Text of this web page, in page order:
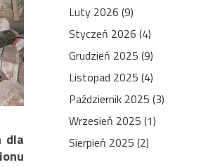
dla
Luty 2026 (9)
Styczeń 2026 (4)
Grudzień 2025 (9)
Listopad 2025 (4)
Październik 2025 (3)
Wrzesień 2025 (1)
Sierpień 2025 (2)